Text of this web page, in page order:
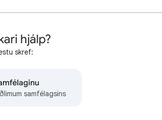
hjálp?
skref:
samfélagsins